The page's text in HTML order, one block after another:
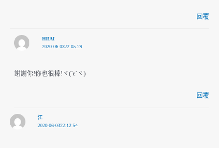
回覆
HI!AI
2020-06-0322:05:29
謝謝你!你也很棒!ヾ(´ε`ヾ)
回覆
江
2020-06-0322:12:54